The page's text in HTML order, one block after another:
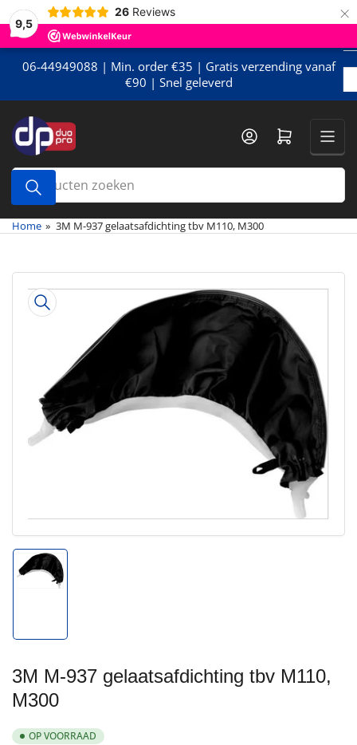
9,5
26 Reviews ×
Meteen
naar
de
content06-44949088 | Min. order €35 | Gratis verzending vanaf
€90 | Snel geleverd
Producten
zoeken
Mini-winkelwagen openen
Home » 3M M-937 gelaatsafdichting tbv M110, M300
naar
productinformatie
Media
galerijweergave
3M M-937 gelaatsafdichting tbv M110,
M300
OP VOORRAAD